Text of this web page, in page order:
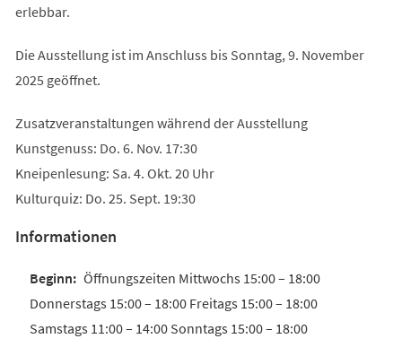
erlebbar.
Die Ausstellung ist im Anschluss bis Sonntag, 9. November
2025 geöffnet.
Zusatzveranstaltungen während der Ausstellung
Kunstgenuss: Do. 6. Nov. 17:30
Kneipenlesung: Sa. 4. Okt. 20 Uhr
Kulturquiz: Do. 25. Sept. 19:30
Informationen
Öffnungszeiten Mittwochs 15:00 – 18:00
Donnerstags 15:00 – 18:00 Freitags 15:00 – 18:00
Samstags 11:00 – 14:00 Sonntags 15:00 – 18:00